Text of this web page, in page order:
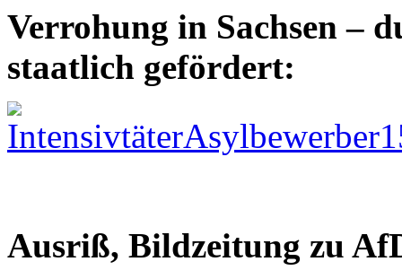
Verrohung in Sachsen –
staatlich gefördert:
Ausriß, Bildzeitung zu